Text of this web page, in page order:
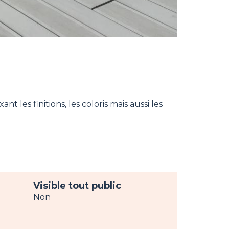
les finitions, les coloris mais aussi les
Visible tout public
Non